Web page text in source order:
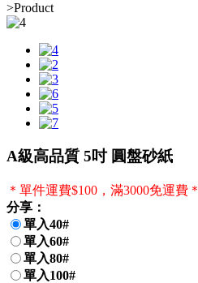
>Product
A級高品質 5吋 圓盤砂紙
＊單件運費$100，滿3000免運費＊
分享：
單入40#
單入60#
單入80#
單入100#